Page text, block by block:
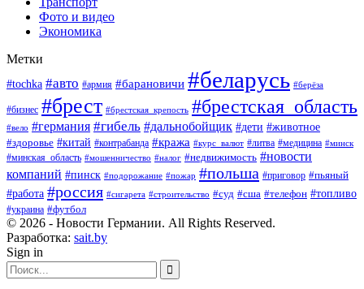
Фото и видео
Экономика
Метки
#tochka #авто #армия #барановичи #беларусь #берёза
#бизнес #брест #брестская_крепость #брестская_область
#вело #германия #гибель #дальнобойщик #дети #животное
#здоровье #китай #контрабанда #кража #курс_валют #литва #медицина #минск
#минская_область #мошенничество #налог #недвижимость #новости
компаний #пинск #подорожание #пожар #польша #приговор #пьяный
#работа #россия #сигарета #строительство #суд #сша #телефон #топливо
#украина #футбол
© 2026 - Новости Германии. All Rights Reserved.
Разработка: sait.by
Sign in